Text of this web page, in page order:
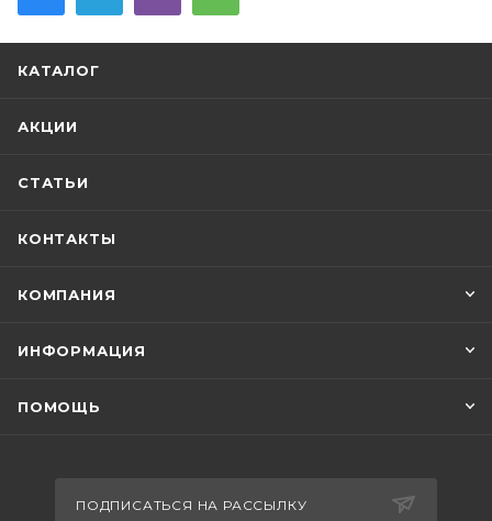
КАТАЛОГ
АКЦИИ
СТАТЬИ
КОНТАКТЫ
КОМПАНИЯ
ИНФОРМАЦИЯ
ПОМОЩЬ
ПОДПИСАТЬСЯ НА РАССЫЛКУ